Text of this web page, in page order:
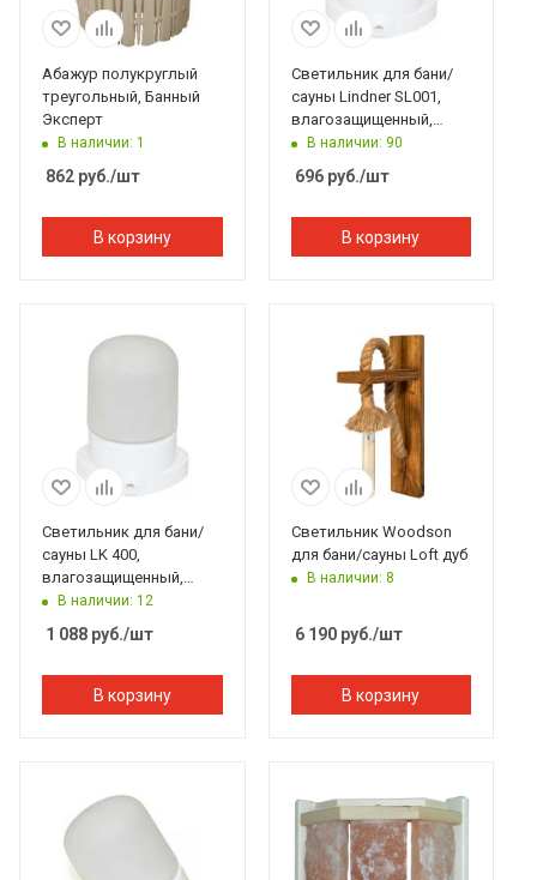
Абажур полукруглый
треугольный, Банный
Эксперт
В наличии: 1
862 руб./шт
В корзину
Светильник для бани/
сауны Lindner SL001,
влагозащищенный,
термостойкий, прямой
В наличии: 90
696руб./шт
В корзину
Светильник для бани/
сауны LK 400,
влагозащищенный,
термостойкий, прямой
В наличии: 12
1 088 руб./шт
В корзину
Светильник Woodson
для бани/сауны Loft дуб
В наличии: 8
6 190руб./шт
В корзину